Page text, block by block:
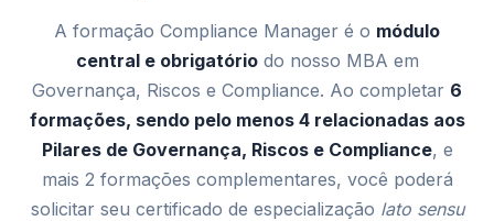
A formação Compliance Manager é o módulo
central e obrigatóriodo nosso MBA em
Governança, Riscos e Compliance. Ao completar 6
formações, sendo pelo menos 4 relacionadas aos
Pilares de Governança, Riscos e Compliance, e
mais 2 formações complementares, você poderá
solicitar seu certificado de especialização lato sensu